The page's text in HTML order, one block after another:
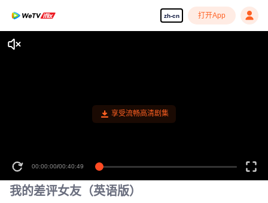
zh-cn 打开App
享受流畅高清剧集
00:00:00/00:40:49
我的差评女友（英语版）